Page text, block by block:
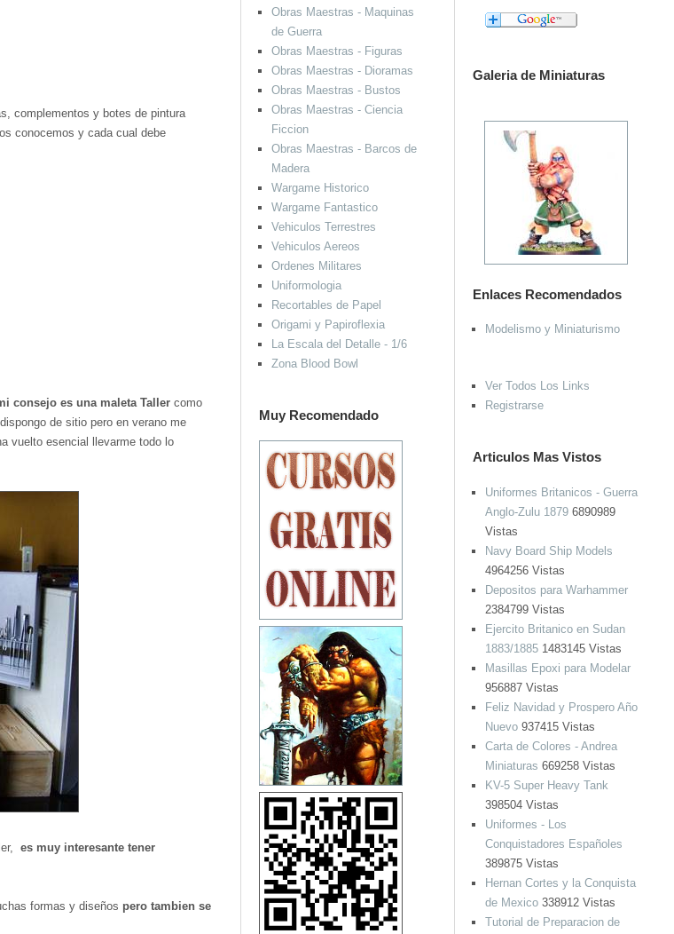
complementos y botes de pintura
conocemos y cada cual debe
consejo es una maleta Taller como
de sitio pero en verano me
vuelto esencial llevarme todo lo
es muy interesante tener
formas y diseños pero tambien se
Galeria de Miniaturas
Enlaces Recomendados
Modelismo y Miniaturismo
Ver Todos Los Links
Registrarse
Articulos Mas Vistos
Uniformes Britanicos - Guerra
Anglo-Zulu 18796890989
Vistas
Navy Board Ship Models
4964256 Vistas
Depositos para Warhammer
2384799 Vistas
Ejercito Britanico en Sudan
1883/18851483145 Vistas
Masillas Epoxi para Modelar
956887 Vistas
Feliz Navidad y Prospero Año
Nuevo937415 Vistas
Carta de Colores - Andrea
Miniaturas 669258 Vistas
KV-5 Super Heavy Tank
398504 Vistas
Uniformes - Los
Conquistadores Españoles
389875 Vistas
Hernan Cortes y la Conquista
de Mexico338912 Vistas
Tutorial de Preparacion de
Obras Maestras - Maquinas
de Guerra
Obras Maestras - Figuras
Obras Maestras - Dioramas
Obras Maestras - Bustos
Obras Maestras - Ciencia
Ficcion
Obras Maestras - Barcos de
Madera
Wargame Historico
Wargame Fantastico
Vehiculos Terrestres
Vehiculos Aereos
Ordenes Militares
Uniformologia
Recortables de Papel
Origami y Papiroflexia
La Escala del Detalle - 1/6
Zona Blood Bowl
Muy Recomendado